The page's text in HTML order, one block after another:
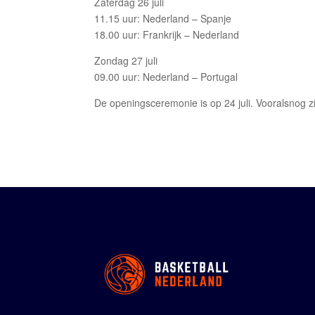
11.15 uur: Nederland – Spanje
18.00 uur: Frankrijk – Nederland
Zondag 27 juli
09.00 uur: Nederland – Portugal
De openingsceremonie is op 24 juli.